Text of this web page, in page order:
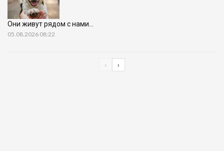
Они живут рядом с нами…
05.08.2026 08:22
‹ ›